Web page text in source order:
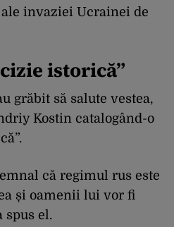
invaziei Ucrainei de
istorică”
grăbit să salute vestea,
Kostin catalogând-o
că regimul rus este
și oamenii lui vor fi
spus el.